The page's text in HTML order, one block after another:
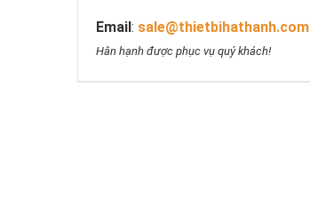
Email: sale@thietbihathanh.com
Hân hạnh được phục vụ quý khách!